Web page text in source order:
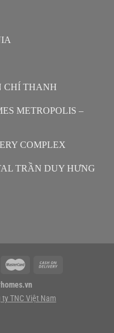
CHÍ THANH
METROPOLIS –
COMPLEX
TRẦN DUY HƯNG
ty TNC Việt Nam